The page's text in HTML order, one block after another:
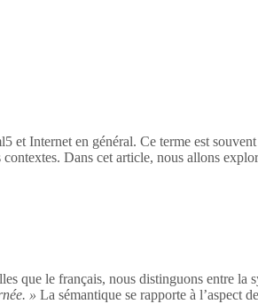
et Internet en général. Ce terme est
Dans cet article, nous allons
que le français, nous distinguons entre la
» La sémantique se rapporte à l’aspect